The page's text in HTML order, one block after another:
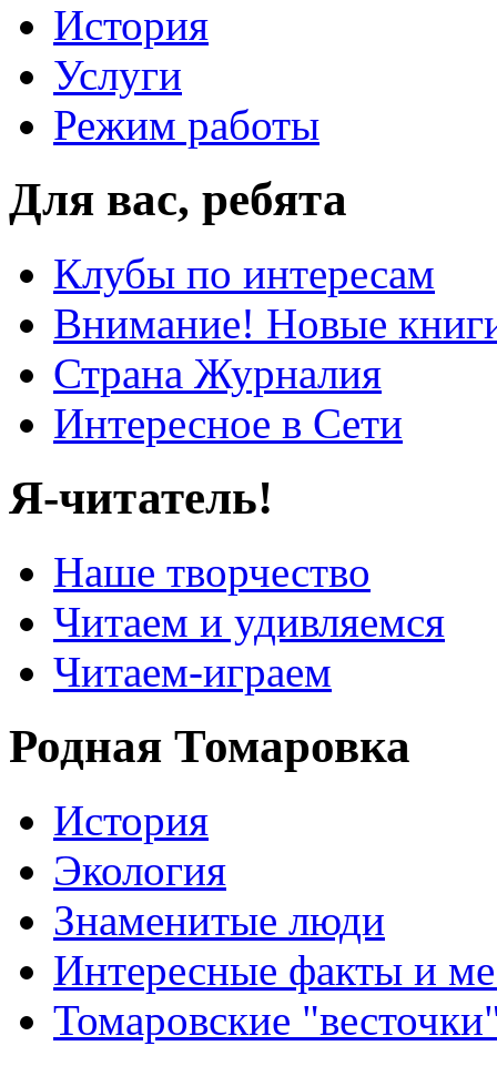
История
Услуги
Режим работы
Для вас, ребята
Клубы по интересам
Внимание! Новые
Страна Журналия
Интересное в Сети
Я-читатель!
Наше творчество
Читаем и удивляемся
Читаем-играем
Родная Томаровка
История
Экология
Знаменитые люди
Интересные факты и
Томаровские